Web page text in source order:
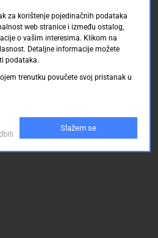
za korištenje pojedinačnih podataka
web stranice i između ostalog,
o vašim interesima. Klikom na
Detaljne informacije možete
podataka.
trenutku povučete svoj pristanak u
Slažem se